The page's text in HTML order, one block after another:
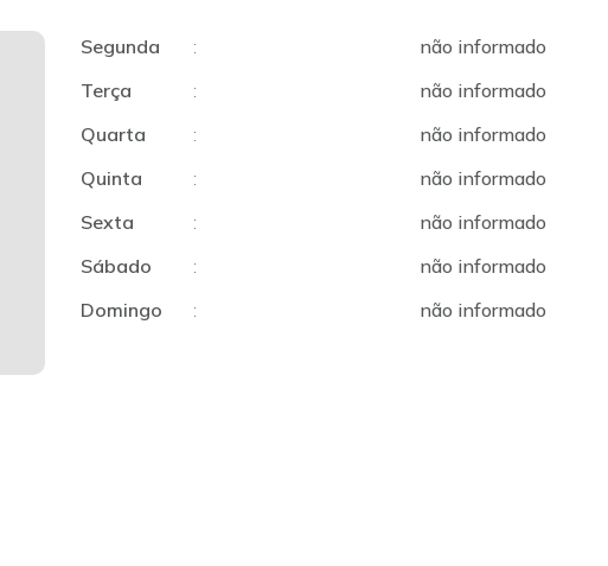
Segunda :
não informado
Terça
:
não informado
Quarta
:
não informado
Quinta
:
não informado
Sexta
:
não informado
Sábado
:
não informado
Domingo
: não informado